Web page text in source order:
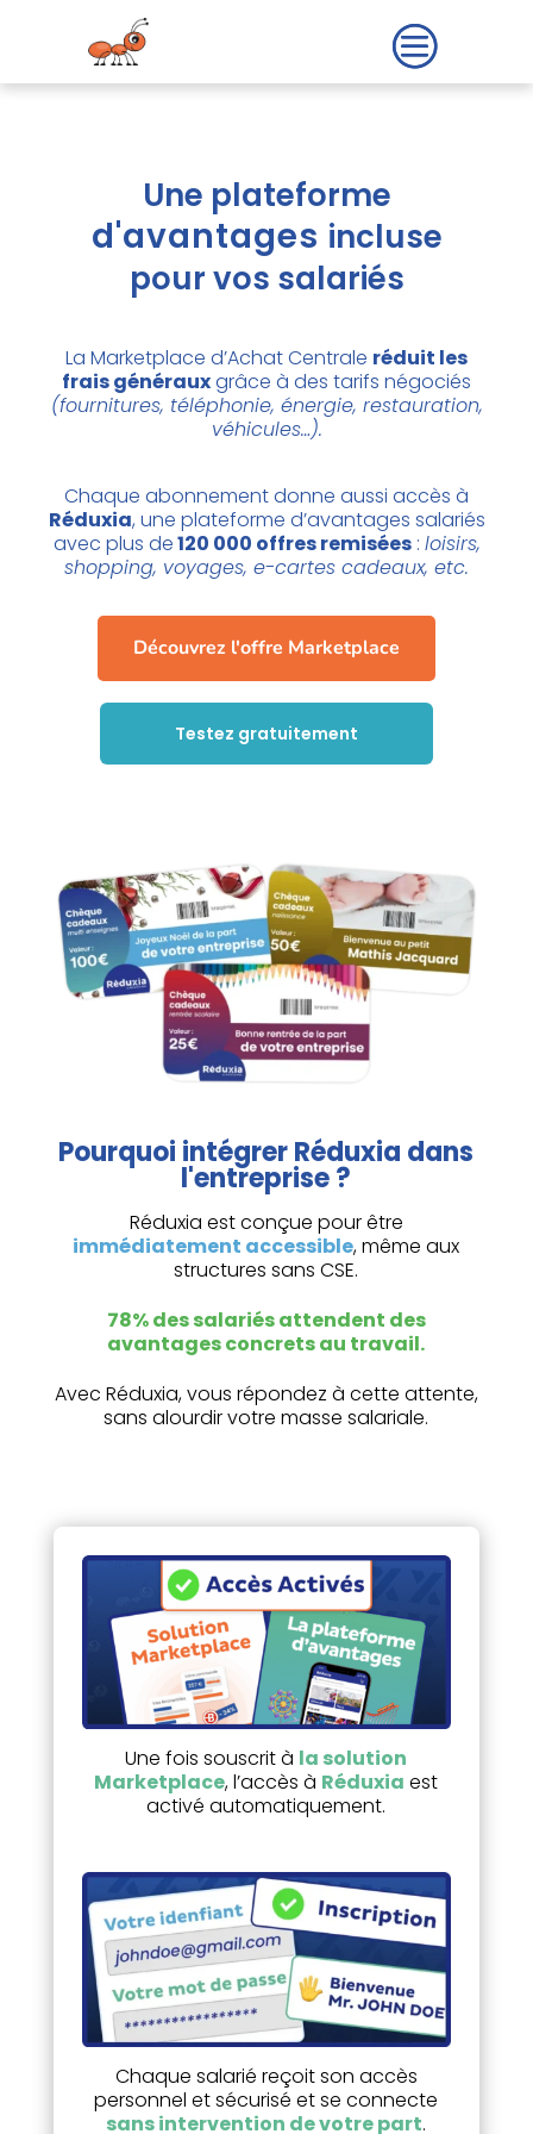
Une plateforme
d'avantages incluse
pour vos salariés
La Marketplace d’Achat Centrale réduit les
frais générauxgrâce à des tarifs négociés
(fournitures, téléphonie, énergie, restauration,
véhicules…).
Chaque abonnement donne aussi accès à
Réduxia, une plateforme d’avantages salariés
avec plus de120 000 offres remisées: loisirs,
shopping, voyages, e-cartes cadeaux, etc.
Découvrez l'offre Marketplace
Testez gratuitement
Pourquoi intégrer Réduxia dans
l'entreprise ?
Réduxia est conçue pour être
immédiatement accessible, même aux
structures sans CSE.
78% des salariés attendent des
avantages concrets au travail.
Avec Réduxia, vous répondez à cette attente,
sans alourdir votre masse salariale.
Une fois souscrit à la solution
Marketplace, l’accès à Réduxia est
activé automatiquement.
Chaque salarié reçoit son accès
personnel et sécurisé et se connecte
sans intervention de votre part.